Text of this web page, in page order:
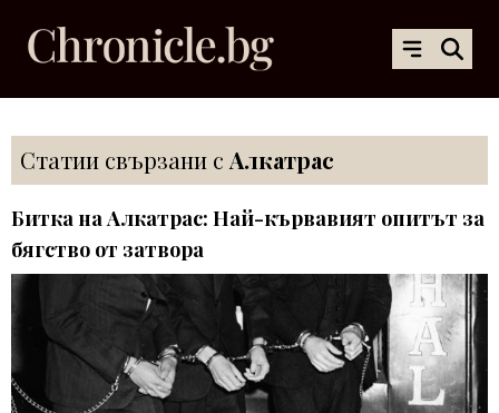
Статии свързани с Алкатрас
Битка на Алкатрас: Най-кървавият опитът за
бягство от затвора